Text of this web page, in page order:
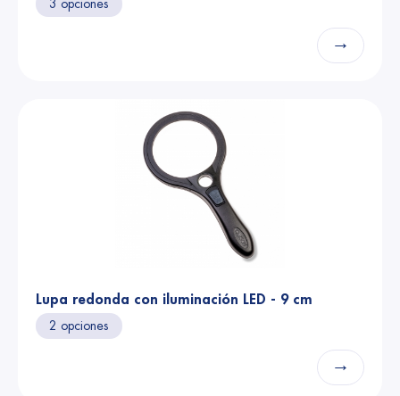
3 opciones
→
Lupa redonda con iluminación LED - 9 cm
2 opciones
→